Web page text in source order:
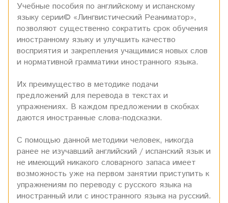
Учебные пособия по английскому и испанскому
языку серии© «Лингвистический Реаниматор»,
позволяют существенно сократить срок обучения
иностранному языку и улучшить качество
восприятия и закрепления учащимися новых слов
и нормативной грамматики иностранного языка.
Их преимущество в методике подачи
предложений для перевода в текстах и
упражнениях. В каждом предложении в скобках
даются иностранные слова-подсказки.
С помощью данной методики человек, никогда
ранее не изучавший английский / испанский язык и
не имеющий никакого словарного запаса имеет
возможность уже на первом занятии приступить к
упражнениям по переводу с русского языка на
иностранный или с иностранного языка на русский.